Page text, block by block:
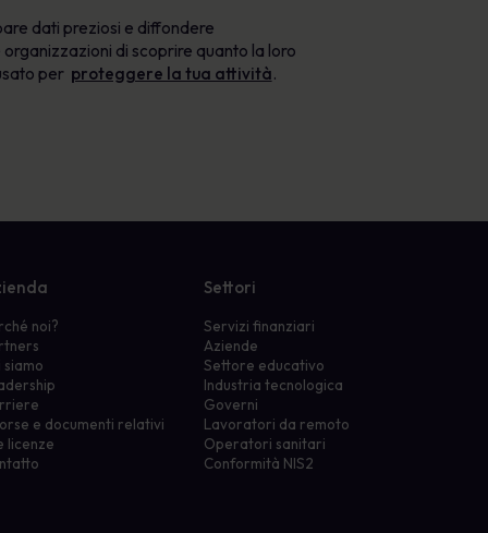
dati preziosi e diffondere
di scoprire quanto la loro
per proteggere la tua attività.
noi?
siamo
e documenti relativi
licenze
Settori
Servizi finanziari
Aziende
Settore educativo
Industria tecnologica
Governi
Lavoratori da remoto
Operatori sanitari
Conformità NIS2